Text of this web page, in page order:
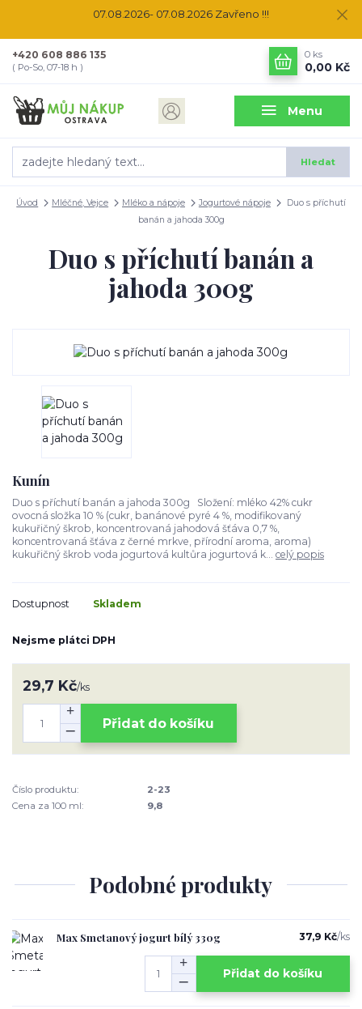
07.08.2026- 07.08.2026 Zavřeno !!!
Menu
Hledat
+420 608 886 135
( Po-So, 07-18 h )
0 ks
0,00 Kč
Úvod Mléčné, Vejce Mléko a nápoje Jogurtové nápoje
Duo s příchutí
banán a jahoda 300g
Duo s příchutí banán a
jahoda 300g
Kunín
Duo s příchutí banán a jahoda 300g Složení: mléko 42% cukr
ovocná složka 10 % (cukr, banánové pyré 4 %, modifikovaný
kukuřičný škrob, koncentrovaná jahodová šťáva 0,7 %,
koncentrovaná šťáva z černé mrkve, přírodní aroma, aroma)
kukuřičný škrob voda jogurtová kultůra jogurtová k... celý popis
Dostupnost Skladem
Nejsme plátci DPH
29,7 Kč/ks
Přidat do košíku
Číslo produktu:
2-23
Cena za 100 ml:
9,8
Podobné produkty
Max Smetanový jogurt bílý 330g 37,9 Kč/ks
Přidat do košíku